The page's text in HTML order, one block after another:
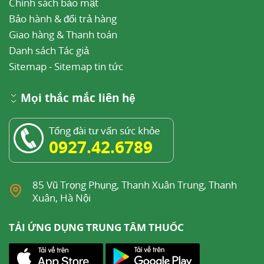
Molnupiravir Reduced the Risk of
Hospitalization or Death by Approximately 50
Percent Compared to Placebo for Patients with
Mild or Moderate COVID-19 in Positive Interim
ngày 5 tháng 11 năm 2021 )n)
Bảo hành & đổi trả hàng
Giao hàng & Thanh toán
Danh sách Tác giả
Sitemap- Sitemap tin tức
Mọi thắc mắc liên hệ
Tổng đài tư vấn sức khỏe
0927.42.6789
85 Vũ Trọng Phụng, Thanh Xuân Trung, Thanh
Xuân, Hà Nội
TẢI ỨNG DỤNG TRUNG TÂM THUỐC